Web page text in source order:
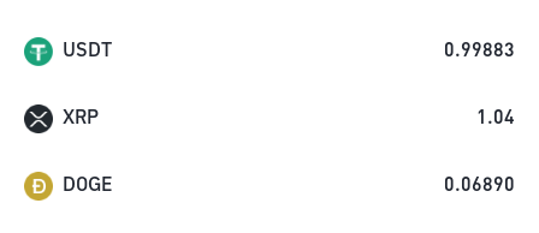
USDT 0.99883
XRP 1.04
DOGE 0.06890